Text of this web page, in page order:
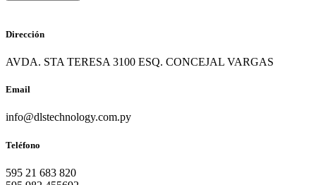
Dirección
AVDA. STA TERESA 3100 ESQ. CONCEJAL VARGAS
Email
info@dlstechnology.com.py
Teléfono
595 21 683 820